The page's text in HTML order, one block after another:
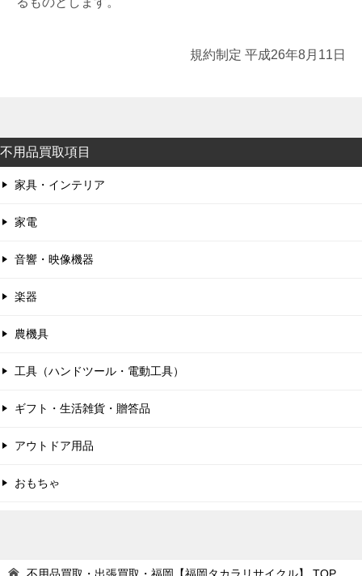
規約制定 平成26年8月11日
不用品買取項目
家具・インテリア
家電
音響・映像機器
楽器
農機具
工具（ハンドツール・電動工具）
ギフト・生活雑貨・贈答品
アウトドア用品
おもちゃ
不用品買取・出張買取・福岡【福岡タカラリサイクル】 TOP